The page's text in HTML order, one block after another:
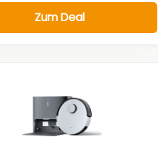
Zum Deal